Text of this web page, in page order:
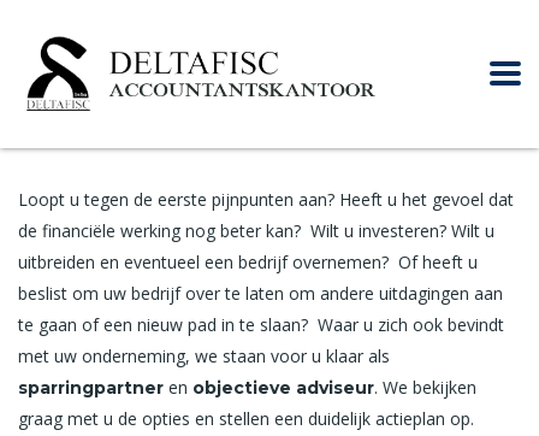
Loopt u tegen de eerste pijnpunten aan? Heeft u het gevoel dat
de financiële werking nog beter kan? Wilt u investeren? Wilt u
uitbreiden en eventueel een bedrijf overnemen? Of heeft u
beslist om uw bedrijf over te laten om andere uitdagingen aan
te gaan of een nieuw pad in te slaan? Waar u zich ook bevindt
met uw onderneming, we staan voor u klaar als
sparringpartner en objectieve adviseur. We bekijken
graag met u de opties en stellen een duidelijk actieplan op.